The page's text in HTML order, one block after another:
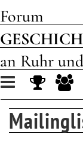
Forum
an Ruhr
Toggle
navigation